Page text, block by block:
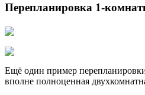
Перепланировка 1-
Ещё один пример
вполне полноценная